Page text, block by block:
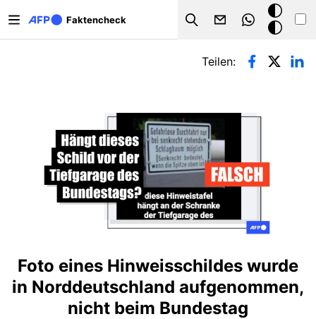
Faktencheck
Search
Dark
Mode
Primäre Reiter
Teilen:
Foto eines Hinweisschildes wurde
in Norddeutschland aufgenommen,
nicht beim Bundestag